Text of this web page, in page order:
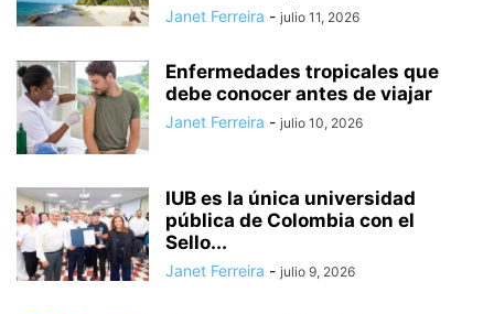
Janet Ferreira - julio 11, 2026
Enfermedades tropicales que
debe conocer antes de viajar
Janet Ferreira - julio 10, 2026
IUB es la única universidad
pública de Colombia con el
Sello...
Janet Ferreira - julio 9, 2026